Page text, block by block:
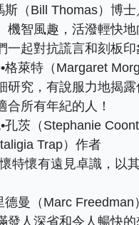
（Bill Thomas）博
機智風趣，活潑輕快
起對抗謊言和刻板印
萊特（Margaret
研究，有說服力地揭
合所有年紀的人！
茨（Stephanie
Trap）作者
特懷有遠見卓識，以
曼（Marc
發人深省和令人暢快